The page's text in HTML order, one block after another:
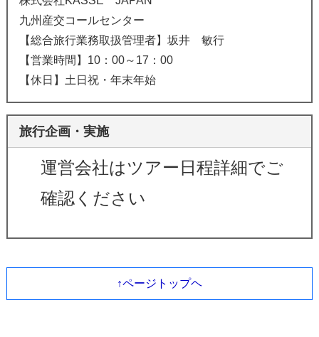
九州産交コールセンター
【総合旅行業務取扱管理者】坂井 敏行
【営業時間】10：00～17：00
【休日】土日祝・年末年始
旅行企画・実施
運営会社はツアー日程詳細でご
確認ください
↑ページトップヘ